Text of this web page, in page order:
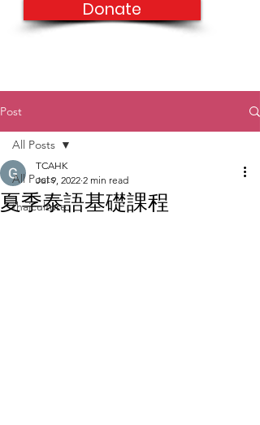
Donate
Post
All Posts
thaiculture
All Posts
夏季泰語基礎課程
TCAHK
Jul 9, 2022 2 min read